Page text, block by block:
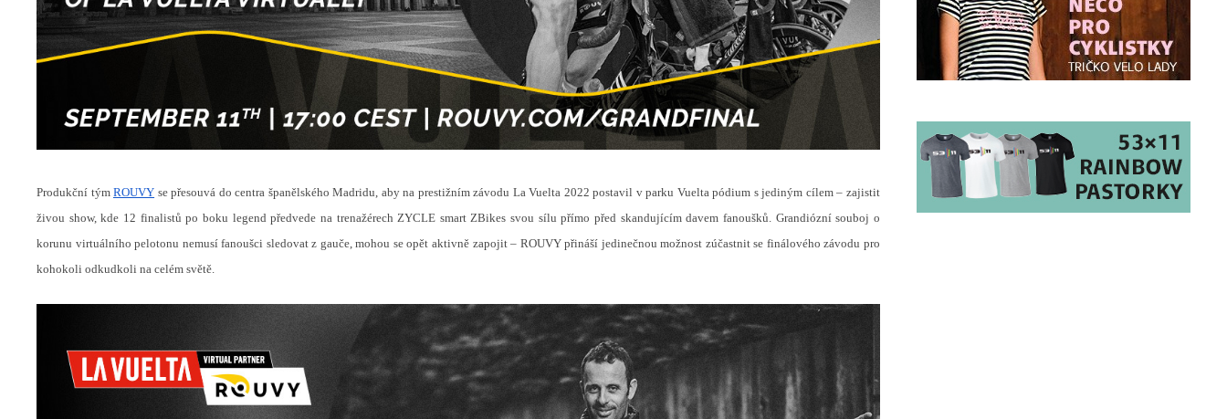
Produkční týmROUVY se přesouvá do centra španělského Madridu, aby na prestižním závodu La Vuelta 2022 postavil v parku Vuelta pódium s jediným cílem – zajistit
živou show, kde 12 finalistů po boku legend předvede na trenažérech ZYCLE smart ZBikes svou sílu přímo před skandujícím davem fanoušků. Grandiózní souboj o
korunu virtuálního pelotonu nemusí fanoušci sledovat z gauče, mohou se opět aktivně zapojit – ROUVY přináší jedinečnou možnost zúčastnit se finálového závodu pro
kohokoli odkudkoli na celém světě.